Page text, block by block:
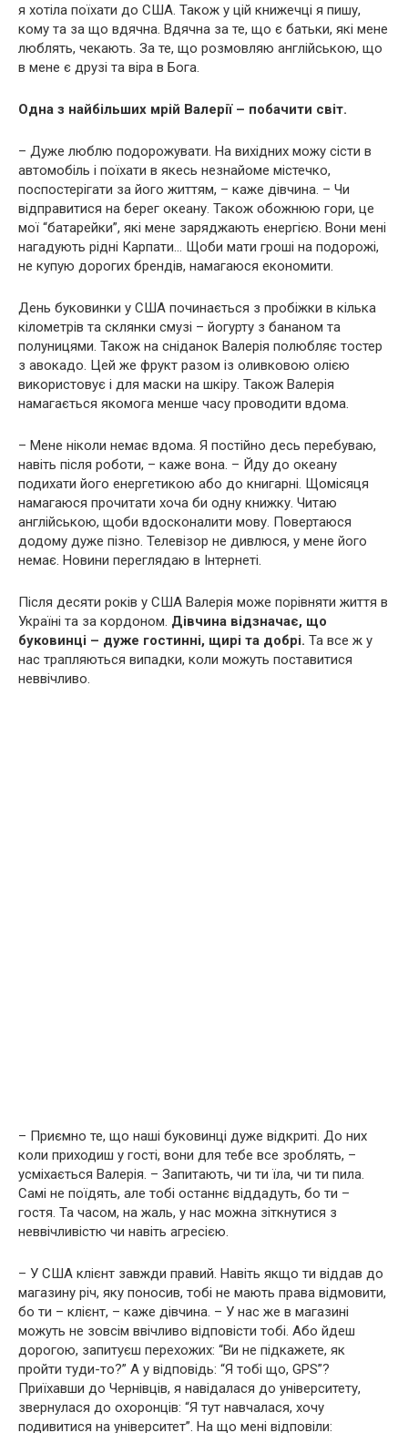
я хотіла поїхати до США. Також у цій книжечці я пишу,
кому та за що вдячна. Вдячна за те, що є батьки, які мене
люблять, чекають. За те, що розмовляю англійською, що
в мене є друзі та віра в Бога.
Одна з найбільших мрій Валерії – побачити світ.
– Дуже люблю подорожувати. На вихідних можу сісти в
автомобіль і поїхати в якесь незнайоме містечко,
поспостерігати за його життям, – каже дівчина. – Чи
відправитися на берег океану. Також обожнюю гори, це
мої “батарейки”, які мене заряджають енергією. Вони мені
нагадують рідні Карпати… Щоби мати гроші на подорожі,
не купую дорогих брендів, намагаюся економити.
День буковинки у США починається з пробіжки в кілька
кілометрів та склянки смузі – йогурту з бананом та
полуницями. Також на сніданок Валерія полюбляє тостер
з авокадо. Цей же фрукт разом із оливковою олією
використовує і для маски на шкіру. Також Валерія
намагається якомога менше часу проводити вдома.
– Мене ніколи немає вдома. Я постійно десь перебуваю,
навіть після роботи, – каже вона. – Йду до океану
подихати його енергетикою або до книгарні. Щомісяця
намагаюся прочитати хоча би одну книжку. Читаю
англійською, щоби вдосконалити мову. Повертаюся
додому дуже пізно. Телевізор не дивлюся, у мене його
немає. Новини переглядаю в Інтернеті.
Після десяти років у США Валерія може порівняти життя в
Україні та за кордоном. Дівчина відзначає, що
буковинці – дуже гостинні, щирі та добрі. Та все ж у
нас трапляються випадки, коли можуть поставитися
неввічливо.
– Приємно те, що наші буковинці дуже відкриті. До них
коли приходиш у гості, вони для тебе все зроблять, –
усміхається Валерія. – Запитають, чи ти їла, чи ти пила.
Самі не поїдять, але тобі останнє віддадуть, бо ти –
гостя. Та часом, на жаль, у нас можна зіткнутися з
неввічливістю чи навіть агресією.
– У США клієнт завжди правий. Навіть якщо ти віддав до
магазину річ, яку поносив, тобі не мають права відмовити,
бо ти – клієнт, – каже дівчина. – У нас же в магазині
можуть не зовсім ввічливо відповісти тобі. Або йдеш
дорогою, запитуєш перехожих: “Ви не підкажете, як
пройти туди-то?” А у відповідь: “Я тобі що, GPS”?
Приїхавши до Чернівців, я навідалася до університету,
звернулася до охоронців: “Я тут навчалася, хочу
подивитися на університет”. На що мені відповіли: